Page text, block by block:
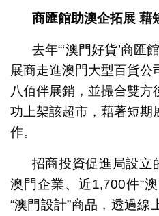
商匯館助澳企拓展 藉
去年“‘澳門好貨’商匯
展商走進澳門大型百貨
八佰伴展銷，並撮合雙
功上架該超市，藉著短期
作。
招商投資促進局設立
澳門企業、近1,700件“澳
“澳門設計”商品，透過線